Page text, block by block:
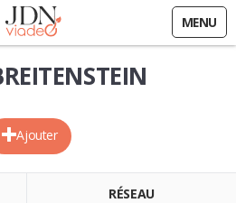
MENU
Ajouter
RÉSEAU